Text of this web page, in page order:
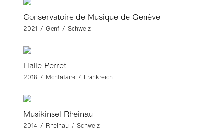
Conservatoire de Musique de Genève
2021 / Genf / Schweiz
Halle Perret
2018 / Montataire / Frankreich
Musikinsel Rheinau
2014 / Rheinau / Schweiz